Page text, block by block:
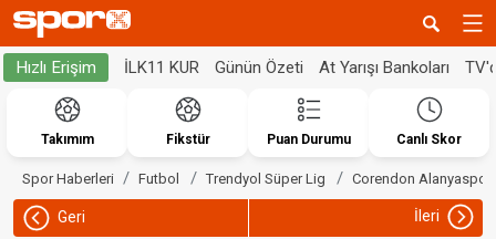
Hızlı Erişim İLK11 KUR Günün Özeti At Yarışı Bankoları
Takımım Fikstür Puan Durumu Canlı Skor
Spor Haberleri Futbol Trendyol Süper Lig Corendon Alanyaspor
Geri İleri